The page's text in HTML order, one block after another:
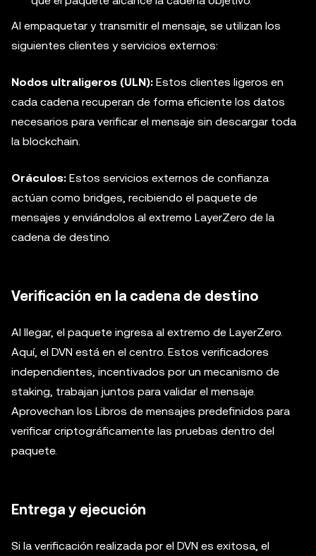
Al empaquetar y transmitir el mensaje, se utilizan los
siguientes clientes y servicios externos:
Nodos ultraligeros (ULN): Estos clientes ligeros en
cada cadena recuperan de forma eficiente los datos
necesarios para verificar el mensaje sin descargar toda
la blockchain.
Oráculos: Estos servicios externos de confianza
actúan como bridges, recibiendo el paquete de
mensajes y enviándolos al extremo LayerZero de la
cadena de destino.
Verificación en la cadena de destino
Al llegar, el paquete ingresa al extremo de LayerZero.
Aquí, el DVN está en el centro. Estos verificadores
independientes, incentivados por un mecanismo de
staking, trabajan juntos para validar el mensaje.
Aprovechan los Libros de mensajes predefinidos para
verificar criptográficamente las pruebas dentro del
paquete.
Entrega y ejecución
Si la verificación realizada por el DVN es exitosa, el